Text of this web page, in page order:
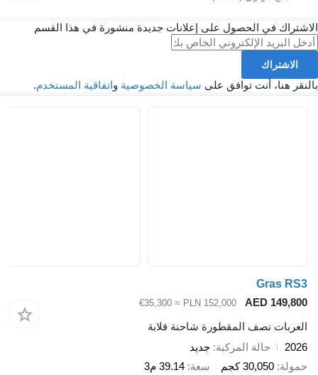
الاشتراك في الحصول على إعلانات جديدة منشورة في هذا القسم
الاشتراك
بالنقر هنا، أنت توافق على سياسة الخصوصية واتفاقية المستخدم.
Gras RS3
AED 149,800
PLN 152,000
≈ €35,300
العربات نصف المقطورة شاحنة قلابة
2026
حالة المركبة جديد
حمولة 30,050 كجم سعة 39.14 م3